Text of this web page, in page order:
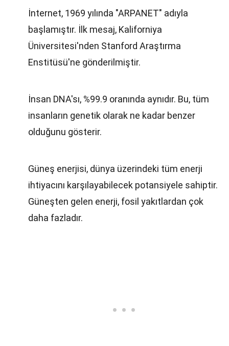
İnternet, 1969 yılında "ARPANET" adıyla
başlamıştır. İlk mesaj, Kaliforniya
Üniversitesi'nden Stanford Araştırma
Enstitüsü'ne gönderilmiştir.
İnsan DNA'sı, %99.9 oranında aynıdır. Bu, tüm
insanların genetik olarak ne kadar benzer
olduğunu gösterir.
Güneş enerjisi, dünya üzerindeki tüm enerji
ihtiyacını karşılayabilecek potansiyele sahiptir.
Güneşten gelen enerji, fosil yakıtlardan çok
daha fazladır.